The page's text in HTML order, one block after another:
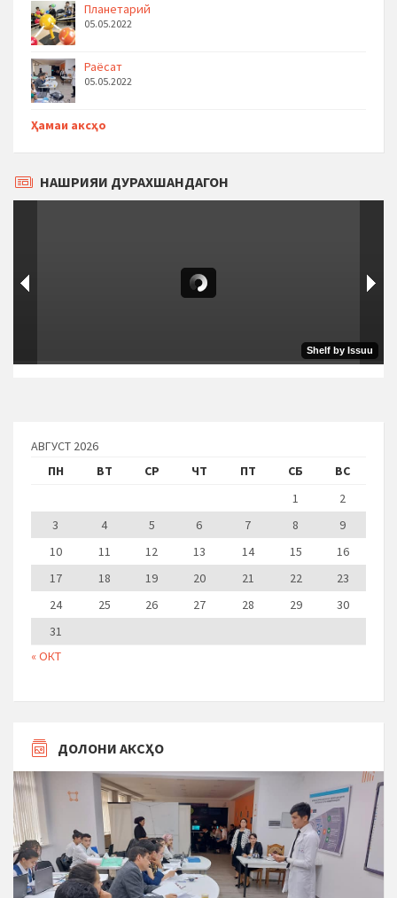
Планетарий
05.05.2022
Раёсат
05.05.2022
Ҳамаи аксҳо
НАШРИЯИ ДУРАХШАНДАГОН
АВГУСТ 2026
ПН
ВТ СР ЧТ ПТ СБ ВС
« ОКТ
1
2
3
4 5 6 7 8
9
10
11 12 13 14 15
16
17
18 19 20 21 22
23
24
25 26 27 28 29
30
31
ДОЛОНИ АКСҲО